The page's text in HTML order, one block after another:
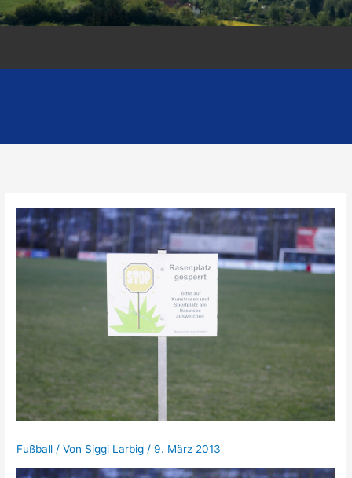
Fußball / Von Siggi Larbig / 9. März 2013